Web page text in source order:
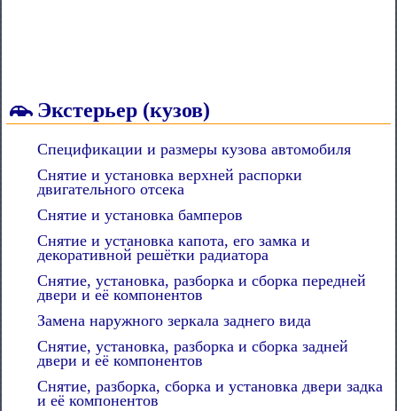
Экстерьер (кузов)
Спецификации и размеры кузова автомобиля
Снятие и установка верхней распорки
двигательного отсека
Снятие и установка бамперов
Снятие и установка капота, его замка и
декоративной решётки радиатора
Снятие, установка, разборка и сборка передней
двери и её компонентов
Замена наружного зеркала заднего вида
Снятие, установка, разборка и сборка задней
двери и её компонентов
Снятие, разборка, сборка и установка двери задка
и её компонентов